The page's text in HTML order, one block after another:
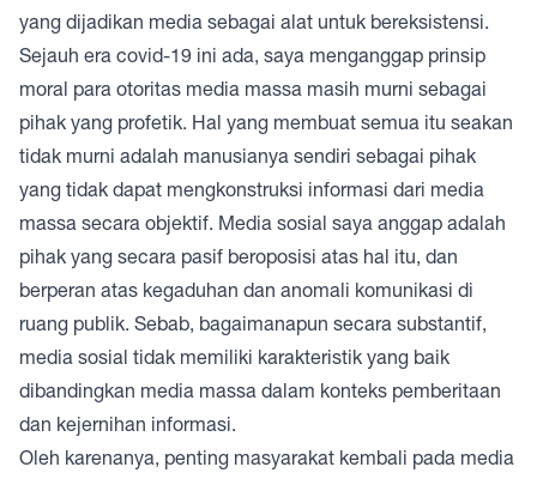
yang dijadikan media sebagai alat untuk bereksistensi.
Sejauh era covid-19 ini ada, saya menganggap prinsip
moral para otoritas media massa masih murni sebagai
pihak yang profetik. Hal yang membuat semua itu seakan
tidak murni adalah manusianya sendiri sebagai pihak
yang tidak dapat mengkonstruksi informasi dari media
massa secara objektif. Media sosial saya anggap adalah
pihak yang secara pasif beroposisi atas hal itu, dan
berperan atas kegaduhan dan anomali komunikasi di
ruang publik. Sebab, bagaimanapun secara substantif,
media sosial tidak memiliki karakteristik yang baik
dibandingkan media massa dalam konteks pemberitaan
dan kejernihan informasi.
Oleh karenanya, penting masyarakat kembali pada media